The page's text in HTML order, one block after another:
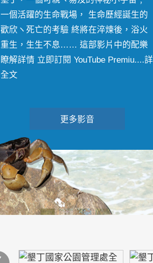
一個活躍的生命戰場， 生命歷經誕生的
歡欣ヽ死亡的考驗 終將在淬煉後，浴火
重生，生生不息…… 這部影片中的配樂
瞭解詳情 立即訂閱 YouTube Premiu....詳
全文
更多影音